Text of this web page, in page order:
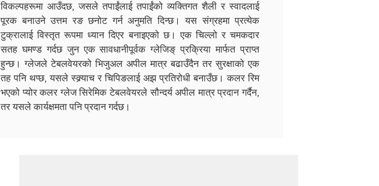
विकल्पहरूमा आउँदछ, जसले तपाईंलाई तपाईंको व्यक्तिगत शैली र स्वादलाई
पूरक बनाउने उत्तम रङ छनोट गर्न अनुमति दिन्छ। यस संग्रहमा प्रत्येक
टुक्रालाई विस्तृत रूपमा ध्यान दिएर बनाइएको छ। एक चिल्लो र चमकदार
सतह घमण्ड गर्दछ जुन एक सावधानीपूर्वक ग्लेजिङ् प्रक्रिया मार्फत प्राप्त
हुन्छ। ग्लेजले टेबलवेयरको भिजुअल अपील मात्र बढाउँदैन तर सुरक्षाको एक
तह पनि थप्छ, यसले स्क्र्याच र चिपिङलाई अझ प्रतिरोधी बनाउँछ। कलर रिम
भएको प्योर कलर ग्लेज सिरेमिक टेबलवेयरले सौन्दर्य अपील मात्र प्रदान गर्दैन,
तर यसले कार्यक्षमता पनि प्रदान गर्दछ।